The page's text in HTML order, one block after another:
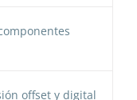
offset y digital